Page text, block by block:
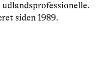
udlandsprofessionelle.
siden 1989.